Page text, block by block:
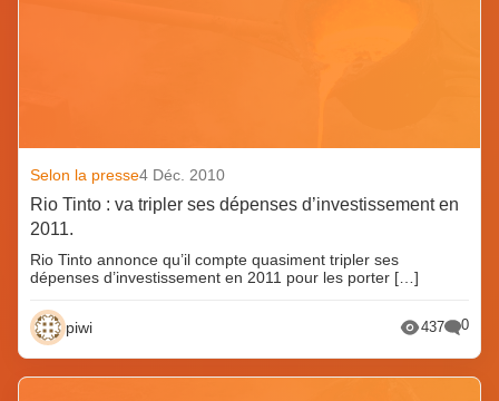
Selon la presse4 Déc. 2010
Rio Tinto : va tripler ses dépenses d’investissement en
2011.
Rio Tinto annonce qu’il compte quasiment tripler ses
dépenses d’investissement en 2011 pour les porter […]
piwi 437 0